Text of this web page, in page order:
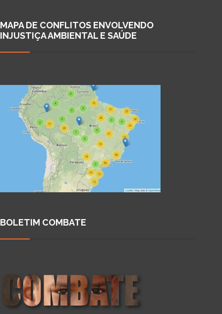
MAPA DE CONFLITOS ENVOLVENDO
INJUSTIÇA AMBIENTAL E SAÚDE
BOLETIM COMBATE